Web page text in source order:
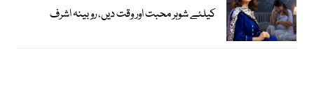
کیلئے شوہر محبت اور وقت دیں، روبینہ اشرف